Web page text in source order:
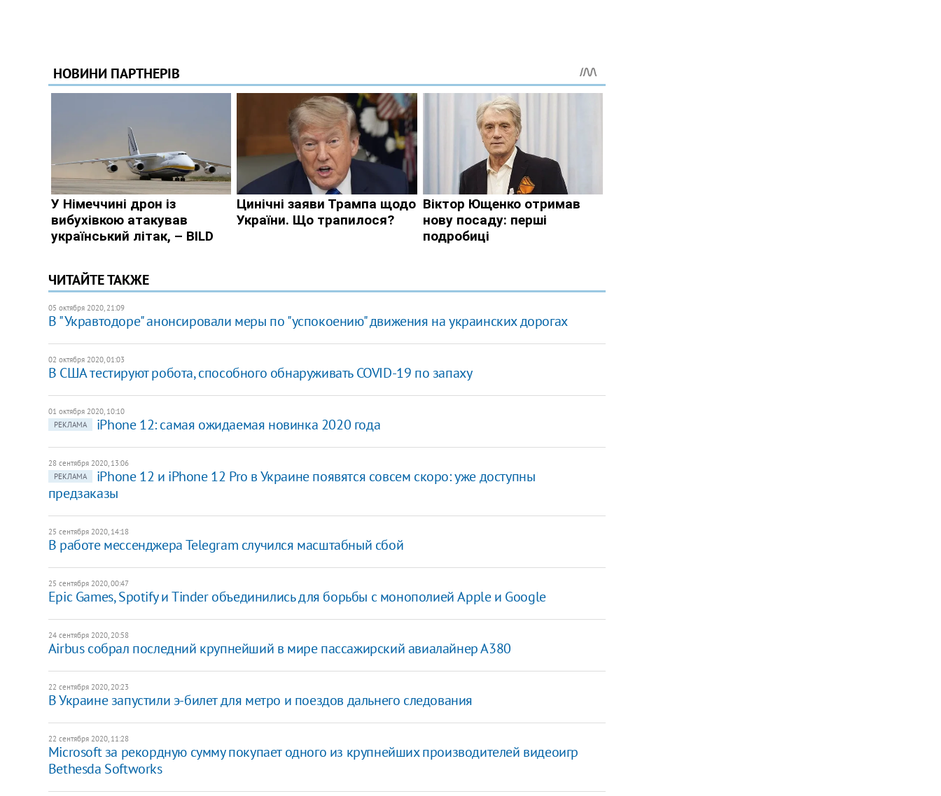
ЧИТАЙТЕ ТАКЖЕ
05 октября 2020, 21:09
В "Укравтодоре" анонсировали меры по "успокоению" движения на украинских дорогах
02 октября 2020, 01:03
В США тестируют робота, способного обнаруживать COVID-19 по запаху
01 октября 2020, 10:10
РЕКЛАМА
iPhone 12: самая ожидаемая новинка 2020 года
28 сентября 2020, 13:06
РЕКЛАМА
iPhone 12 и iPhone 12 Pro в Украине появятся совсем скоро: уже доступны
предзаказы
25 сентября 2020, 14:18
В работе мессенджера Telegram случился масштабный сбой
25 сентября 2020, 00:47
Epic Games, Spotify и Tinder объединились для борьбы с монополией Apple и Google
24 сентября 2020, 20:58
Airbus собрал последний крупнейший в мире пассажирский авиалайнер А380
22 сентября 2020, 20:23
В Украине запустили э-билет для метро и поездов дальнего следования
22 сентября 2020, 11:28
Microsoft за рекордную сумму покупает одного из крупнейших производителей видеоигр
Bethesda Softworks